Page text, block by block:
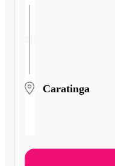
Caratinga